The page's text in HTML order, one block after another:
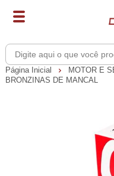
Página Inicial
MOTOR E
BRONZINAS DE MANCAL